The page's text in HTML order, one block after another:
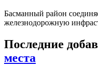
Басманный район
железнодорожную
Последние
места